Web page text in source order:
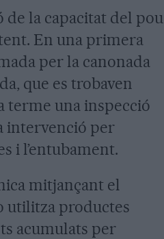
de la capacitat del pou
En una primera
per la canonada
que es trobaven
terme una inspecció
intervenció per
i l’entubament.
mitjançant el
utilitza productes
acumulats per